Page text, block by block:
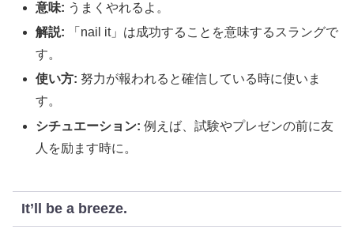
意味: うまくやれるよ。
解説: 「nail it」は成功することを意味するスラングで
す。
使い方: 努力が報われると確信している時に使いま
す。
シチュエーション: 例えば、試験やプレゼンの前に友
人を励ます時に。
It’ll be a breeze.